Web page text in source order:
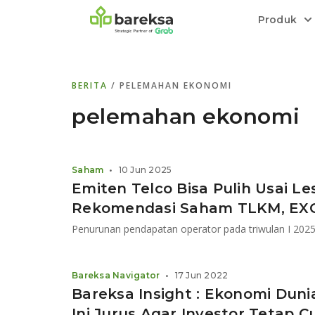
Produk
Transaksi cepat,all in one
relatif stabil.
Menyediakan layanan manajemen
Informasi terkini dan tepercaya terkait
Kenali rekam jejak dan
BERITA / PELEMAHAN EKONOMI
pelemahan ekonomi
Emiten Telco Bisa Pulih Usai
Rekomendasi Saham TLKM,
Saham • 10 Jun 2025
Bareksa Insight : Ekonomi
Bareksa Navigator • 17 Jun 2022